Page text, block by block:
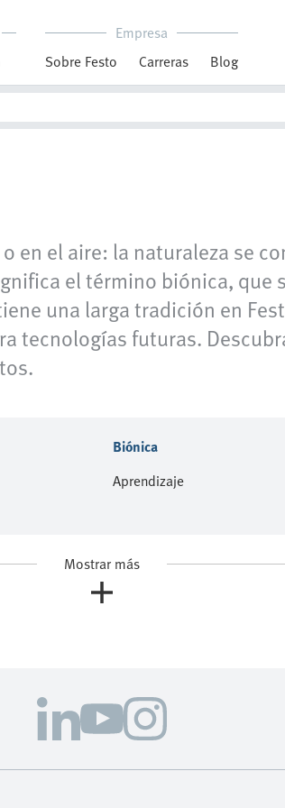
Empresa
Sobre Festo
Carreras Blog
en el aire: la naturaleza se
el término biónica, que
una larga tradición en
tecnologías futuras.
Biónica
Aprendizaje
Mostrar más